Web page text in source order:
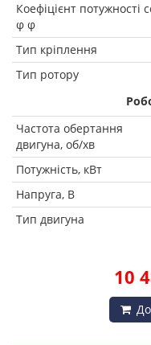
Коефіцієнт потужності
φ φ
Тип кріплення
Тип ротору
Частота обертання
двигуна, об/хв
Потужність, кВт
Напруга, В
Тип двигуна
10